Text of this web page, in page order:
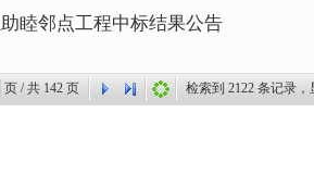
睦邻点工程中标结果公告
页 / 共 142 页 检索到 2122 条记录